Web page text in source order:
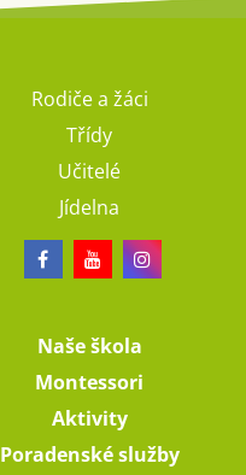
Rodiče a žáci
Třídy
Učitelé
Jídelna
Naše škola
Montessori
Aktivity
Poradenské služby